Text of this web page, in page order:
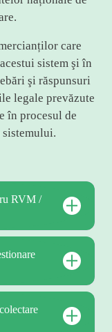
care
sistem şi în
şi răspunsuri
legale prevăzute
în procesul de
sistemului.
RVM /